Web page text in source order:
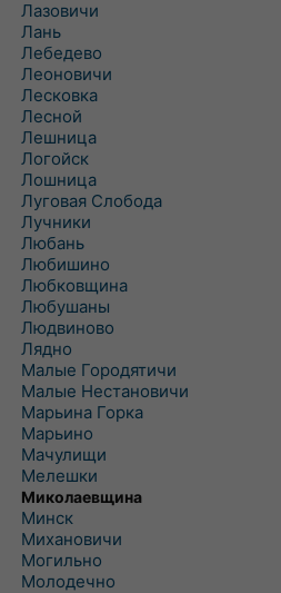
Лазовичи
Лань
Лебедево
Леоновичи
Лесковка
Лесной
Лешница
Логойск
Лошница
Луговая Слобода
Лучники
Любань
Любишино
Любковщина
Любушаны
Людвиново
Лядно
Малые Городятичи
Малые Нестановичи
Марьина Горка
Марьино
Мачулищи
Мелешки
Миколаевщина
Минск
Михановичи
Могильно
Молодечно